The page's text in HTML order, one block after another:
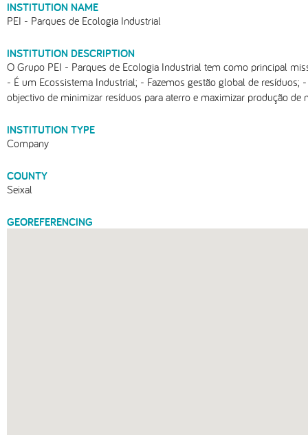
INSTITUTION NAME
PEI - Parques de Ecologia Industrial
INSTITUTION DESCRIPTION
O Grupo PEI - Parques de Ecologia Industrial tem como principal
- É um Ecossistema Industrial; - Fazemos gestão global de
objectivo de minimizar resíduos para aterro e maximizar produção de
INSTITUTION TYPE
Company
COUNTY
Seixal
GEOREFERENCING